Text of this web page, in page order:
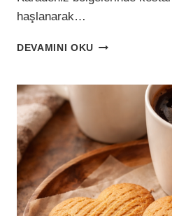
haşlanarak…
DEVAMINI OKU KESTANELI
LEZZET